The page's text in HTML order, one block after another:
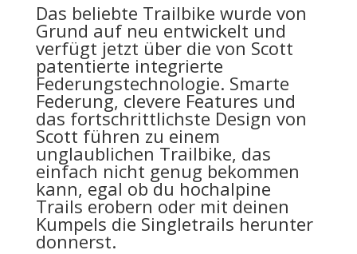
Das beliebte Trailbike wurde von
Grund auf neu entwickelt und
verfügt jetzt über die von Scott
patentierte integrierte
Federungstechnologie. Smarte
Federung, clevere Features und
das fortschrittlichste Design von
Scott führen zu einem
unglaublichen Trailbike, das
einfach nicht genug bekommen
kann, egal ob du hochalpine
Trails erobern oder mit deinen
Kumpels die Singletrails herunter
donnerst.